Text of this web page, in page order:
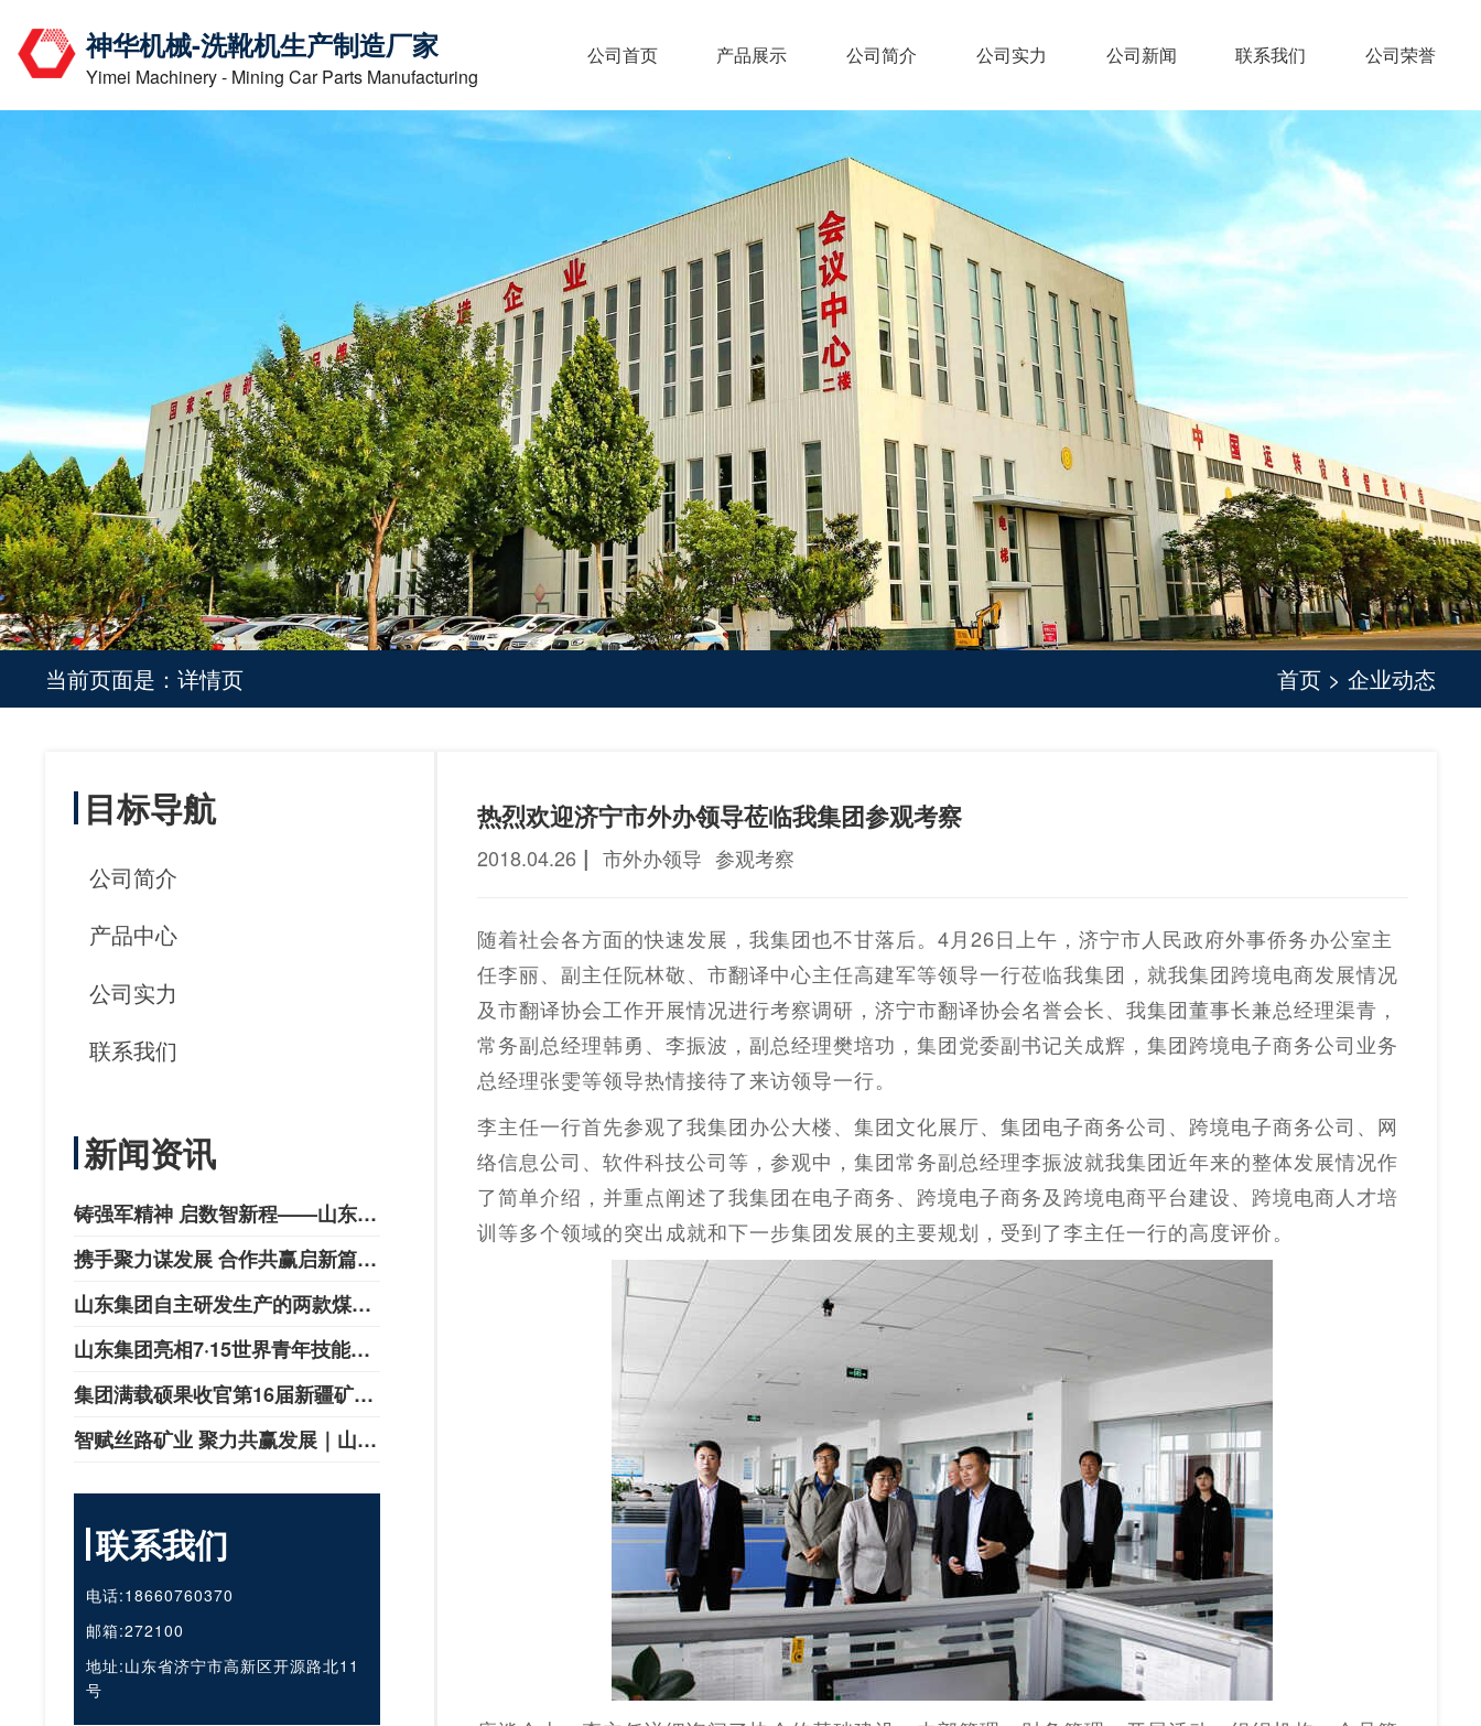
神华机械-洗靴机生产制造厂家
Yimei Machinery - Mining Car Parts Manufacturing
公司荣誉
联系我们
公司新闻
产品百科
公司实力
公司简介
产品展示
公司首页
当前页面是： 详情页 首页> 企业动态
热烈欢迎济宁市外办领导莅临我集团参观考察
2018.04.26| 市外办领导 参观考察
随着社会各方面的快速发展，我集团也不甘落后。4月26日上午，济宁市人民政府外事侨务办公室主
任李丽、副主任阮林敬、市翻译中心主任高建军等领导一行莅临我集团，就我集团跨境电商发展情况
及市翻译协会工作开展情况进行考察调研，济宁市翻译协会名誉会长、我集团董事长兼总经理渠青，
常务副总经理韩勇、李振波，副总经理樊培功，集团党委副书记关成辉，集团跨境电子商务公司业务
总经理张雯等领导热情接待了来访领导一行。
李主任一行首先参观了我集团办公大楼、集团文化展厅、集团电子商务公司、跨境电子商务公司、网
络信息公司、软件科技公司等，参观中，集团常务副总经理李振波就我集团近年来的整体发展情况作
了简单介绍，并重点阐述了我集团在电子商务、跨境电子商务及跨境电商平台建设、跨境电商人才培
训等多个领域的突出成就和下一步集团发展的主要规划，受到了李主任一行的高度评价。
目标导航
公司简介
产品中心
公司实力
联系我们
新闻资讯
铸强军精神 启数智新程——山东集
团以AI科创致敬八一建军节
携手聚力谋发展 合作共赢启新篇｜
济宁联通公司领导莅临山东集团考
察洽谈合作
山东集团自主研发生产的两款煤矿
井下自动隔爆装置成功取得矿用产
品安全标志证书
山东集团亮相7·15世界青年技能日
济宁主题活动
集团满载硕果收官第16届新疆矿博
会
智赋丝路矿业 聚力共赢发展｜山东
会联系我们
电话:18660760370
邮箱:272100
地址:山东省济宁市高新区开源路北11
号